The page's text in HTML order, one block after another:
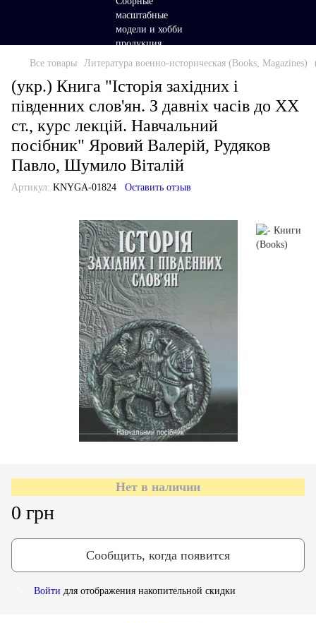
Все товары Литература военно-историческая (Books, Magazines)
(укр.) Книга "Історія західних і
південних слов'ян. З давніх часів до ХХ
ст., курс лекцій. Навчальний
посібник" Яровий Валерій, Рудяков
Павло, Шумило Віталій
Артикул: KNYGA-01824 Оставить отзыв
Нет в наличии
0 грн
Сообщить, когда появится
Войти для отображения накопительной скидки